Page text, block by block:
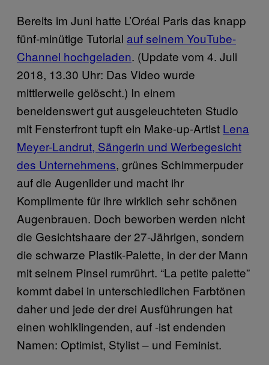
Bereits im Juni hatte L’Oréal Paris das knapp
fünf-minütige Tutorial auf seinem YouTube-
Channel hochgeladen. (Update vom 4. Juli
2018, 13.30 Uhr: Das Video wurde
mittlerweile gelöscht.) In einem
beneidenswert gut ausgeleuchteten Studio
mit Fensterfront tupft ein Make-up-Artist Lena
Meyer-Landrut, Sängerin und Werbegesicht
des Unternehmens, grünes Schimmerpuder
auf die Augenlider und macht ihr
Komplimente für ihre wirklich sehr schönen
Augenbrauen. Doch beworben werden nicht
die Gesichtshaare der 27-Jährigen, sondern
die schwarze Plastik-Palette, in der der Mann
mit seinem Pinsel rumrührt. “La petite palette”
kommt dabei in unterschiedlichen Farbtönen
daher und jede der drei Ausführungen hat
einen wohlklingenden, auf -ist endenden
Namen: Optimist, Stylist – und Feminist.